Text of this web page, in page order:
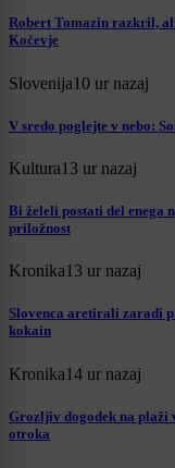
Robert Tomazin razkril,
Kočevje
Slovenija10 ur nazaj
V sredo poglejte v nebo:
Kultura13 ur nazaj
Bi želeli postati del enega
priložnost
Kronika13 ur nazaj
Slovenca aretirali zaradi
kokain
Kronika14 ur nazaj
Grozljiv dogodek na plaži
otroka